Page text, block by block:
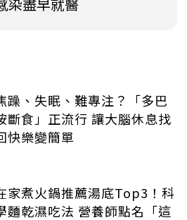
躁、失眠、難專注？「多巴
斷食」正流行 讓大腦休息找
快樂變簡單
家煮火鍋推薦湯底Top3！科
麵乾濕吃法 營養師點名「這